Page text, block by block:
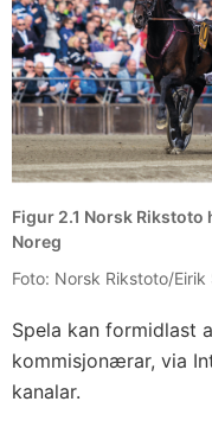
Figur 2.1 Norsk
Noreg
Foto: Norsk Rikstoto/
Spela kan formidlast
kommisjonærar, via
kanalar.